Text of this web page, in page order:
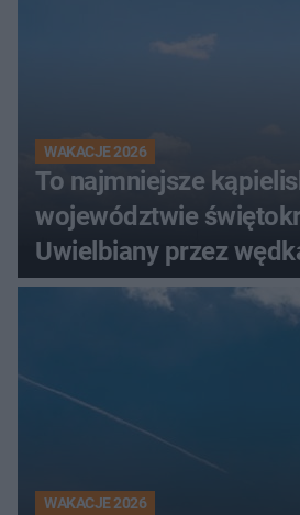
WAKACJE 2026
To najmniejsze
województwie
Uwielbiany przez
turystów
WAKACJE 2026